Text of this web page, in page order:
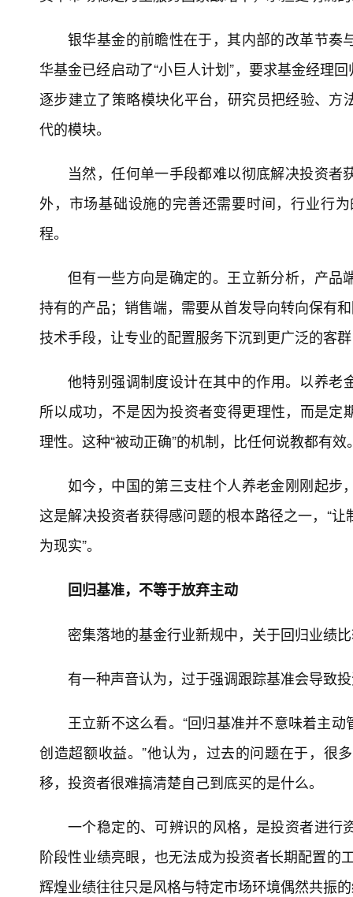
银华基金的前瞻性在于，其内部的改革节
华基金已经启动了“小巨人计划”，要求基金经理
逐步建立了策略模块化平台，研究员把经验、
代的模块。
当然，任何单一手段都难以彻底解决投资
外，市场基础设施的完善还需要时间，行业行
程。
但有一些方向是确定的。王立新分析，产
持有的产品；销售端，需要从首发导向转向保有
技术手段，让专业的配置服务下沉到更广泛的客
他特别强调制度设计在其中的作用。以养
所以成功，不是因为投资者变得更理性，而是
理性。这种“被动正确”的机制，比任何说教都有效
如今，中国的第三支柱个人养老金刚刚起
这是解决投资者获得感问题的根本路径之一，“
为现实”。
回归基准，不等于放弃主动
密集落地的基金行业新规中，关于回归业绩
有一种声音认为，过于强调跟踪基准会导致
王立新不这么看。“回归基准并不意味着主
创造超额收益。”他认为，过去的问题在于，很
移，投资者很难搞清楚自己到底买的是什么。
一个稳定的、可辨识的风格，是投资者进
阶段性业绩亮眼，也无法成为投资者长期配置的
辉煌业绩往往只是风格与特定市场环境偶然共振